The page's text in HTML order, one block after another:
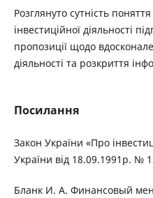
Розглянуто сутність
інвестиційної діяльності
пропозиції щодо
діяльності та розкриття
Посилання
Закон України «Про
України від 18.09.1991р. №
Бланк И. А. Финансовый